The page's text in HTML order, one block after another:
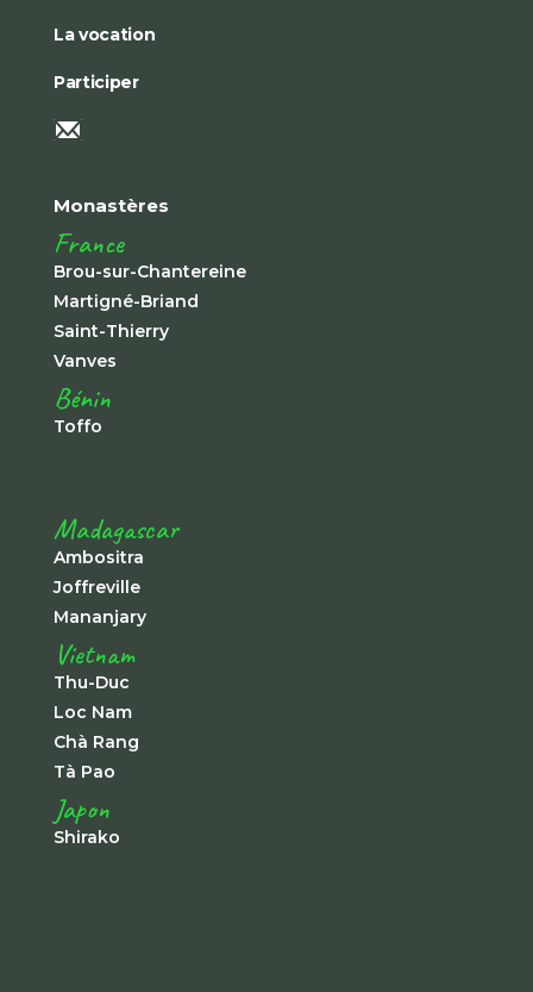
La vocation
Participer
Monastères
France
Brou-sur-Chantereine
Martigné-Briand
Saint-Thierry
Vanves
Bénin
Toffo
Madagascar
Ambositra
Joffreville
Mananjary
Vietnam
Thu-Duc
Loc Nam
Chà Rang
Tà Pao
Japon
Shirako